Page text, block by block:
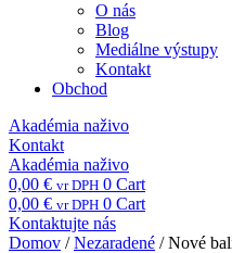
O nás
Blog
Mediálne výstupy
Kontakt
Obchod
Akadémia naživo
Kontakt
Akadémia naživo
0,00 € vr DPH 0 Cart
0,00 € vr DPH 0 Cart
Kontaktujte nás
Domov /Nezaradené / Nové